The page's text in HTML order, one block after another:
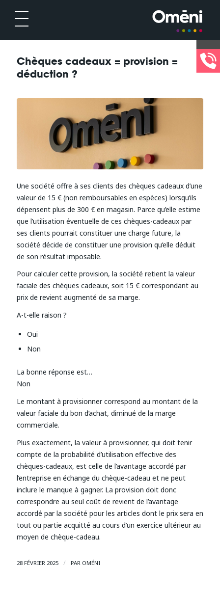
Chèques cadeaux = provision =
déduction ?
Une société offre à ses clients des chèques cadeaux d’une
valeur de 15 € (non remboursables en espèces) lorsqu’ils
dépensent plus de 300 € en magasin. Parce qu’elle estime
que l’utilisation éventuelle de ces chèques-cadeaux par
ses clients pourrait constituer une charge future, la
société décide de constituer une provision qu’elle déduit
de son résultat imposable.
Pour calculer cette provision, la société retient la valeur
faciale des chèques cadeaux, soit 15 € correspondant au
prix de revient augmenté de sa marge.
A-t-elle raison ?
Oui
Non
La bonne réponse est…
Non
Le montant à provisionner correspond au montant de la
valeur faciale du bon d’achat, diminué de la marge
commerciale.
Plus exactement, la valeur à provisionner, qui doit tenir
compte de la probabilité d’utilisation effective des
chèques-cadeaux, est celle de l’avantage accordé par
l’entreprise en échange du chèque-cadeau et ne peut
inclure le manque à gagner. La provision doit donc
correspondre au seul coût de revient de l’avantage
accordé par la société pour les articles dont le prix sera en
tout ou partie acquitté au cours d’un exercice ultérieur au
moyen de chèque-cadeau.
28 FÉVRIER 2025 / PAR OMÉNI